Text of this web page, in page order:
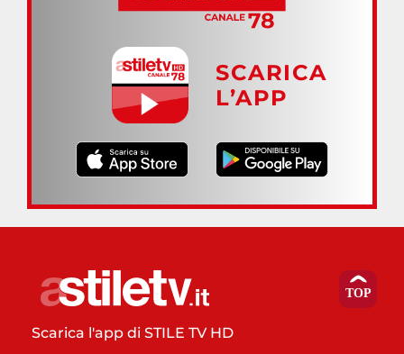
SCARICA
L’APP
Scarica l'app di STILE TV HD